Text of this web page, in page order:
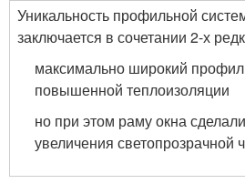
Уникальность профильной
заключается в сочетании 2-х
максимально широкий
повышенной теплоизоляции
но при этом раму окна
увеличения светопрозрачной